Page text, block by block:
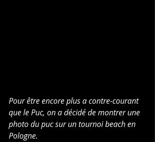
Pour être encore plus a contre-courant
que le Puc, on a décidé de montrer une
photo du puc sur un tournoi beach en
Pologne.